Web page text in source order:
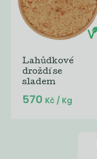
Lahůdkové
droždí se
sladem
570 Kč / Kg